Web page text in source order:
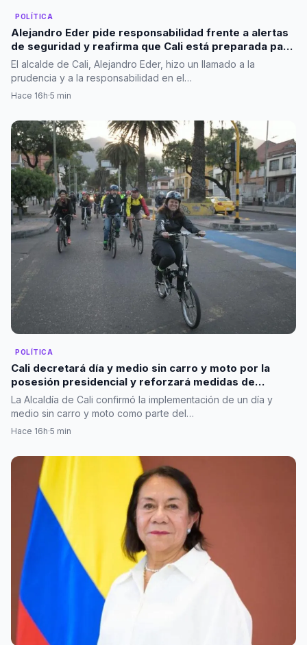
POLÍTICA
Alejandro Eder pide responsabilidad frente a alertas
de seguridad y reafirma que Cali está preparada para
la posesión presidencial
El alcalde de Cali, Alejandro Eder, hizo un llamado a la
prudencia y a la responsabilidad en el…
Hace 16h·5 min
POLÍTICA
Cali decretará día y medio sin carro y moto por la
posesión presidencial y reforzará medidas de
seguridad
La Alcaldía de Cali confirmó la implementación de un día y
medio sin carro y moto como parte del…
Hace 16h·5 min